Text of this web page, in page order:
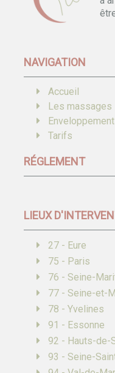
NAVIGATION
Accueil
Les massages
Tarifs
RÉGLEMENT
LIEUX
27 - Eure
75 - Paris
76 - Seine-
77 - Seine-et-
78 - Yvelines
91 - Essonne
92 - Hauts-de-
93 - Seine-